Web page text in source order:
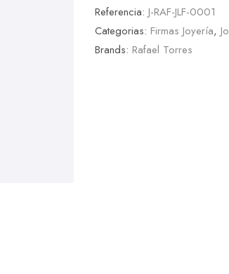
Referencia: J-RAF-JLF-0001
Categorias: Firmas Joyería,
Brands: Rafael Torres